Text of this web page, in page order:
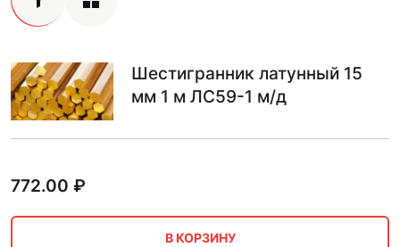
Шестигранник латунный 15
мм 1 м ЛС59-1 м/д
772.00 ₽
В КОРЗИНУ